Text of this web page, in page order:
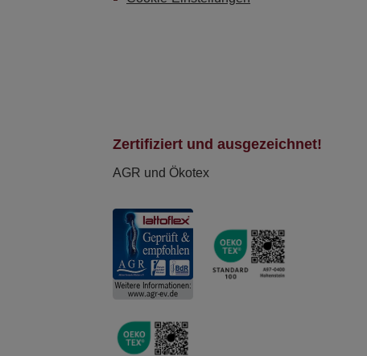
Zertifiziert und ausgezeichnet!
AGR und Ökotex